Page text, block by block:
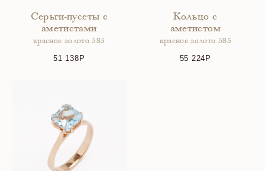
Серьги-пусеты с
аметистами
красное золото 585
51 138
Кольцо с
аметистом
красное золото 585
55 224